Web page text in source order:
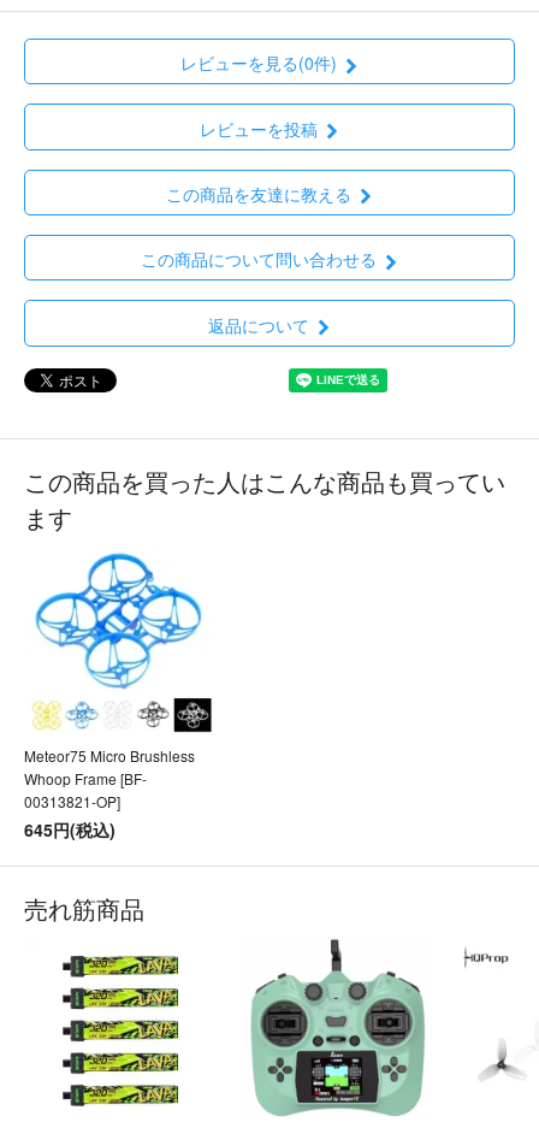
レビューを見る(0件)
レビューを投稿
この商品を友達に教える
この商品について問い合わせる
返品について
この商品を買った人はこんな商品も買ってい
ます
Meteor75 Micro Brushless
Whoop Frame [BF-
00313821-OP]
645円(税込)
売れ筋商品